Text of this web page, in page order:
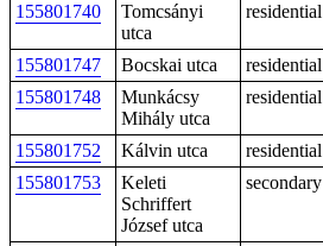
155801740
Tomcsányi
utca
residential
155801747 Bocskai utca residential
155801748
Munkácsy
Mihály utca
residential
155801752 Kálvin utca residential
155801753
Keleti
Schriffert
József utca
secondary